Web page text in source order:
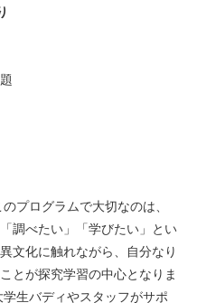
プログラムで大切なのは、
調べたい」「学びたい」とい
文化に触れながら、自分なり
とが探究学習の中心となりま
生バディやスタッフがサポ